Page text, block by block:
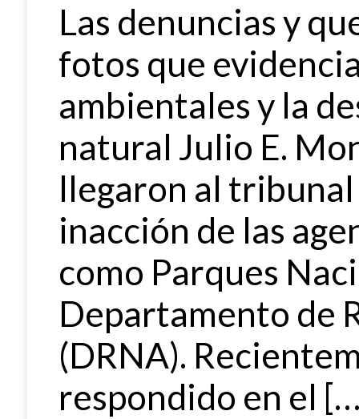
Las denuncias y
fotos que
ambientales y la
natural Julio E.
llegaron al
inacción de las
como Parques
Departamento de
(DRNA).
respondido en el